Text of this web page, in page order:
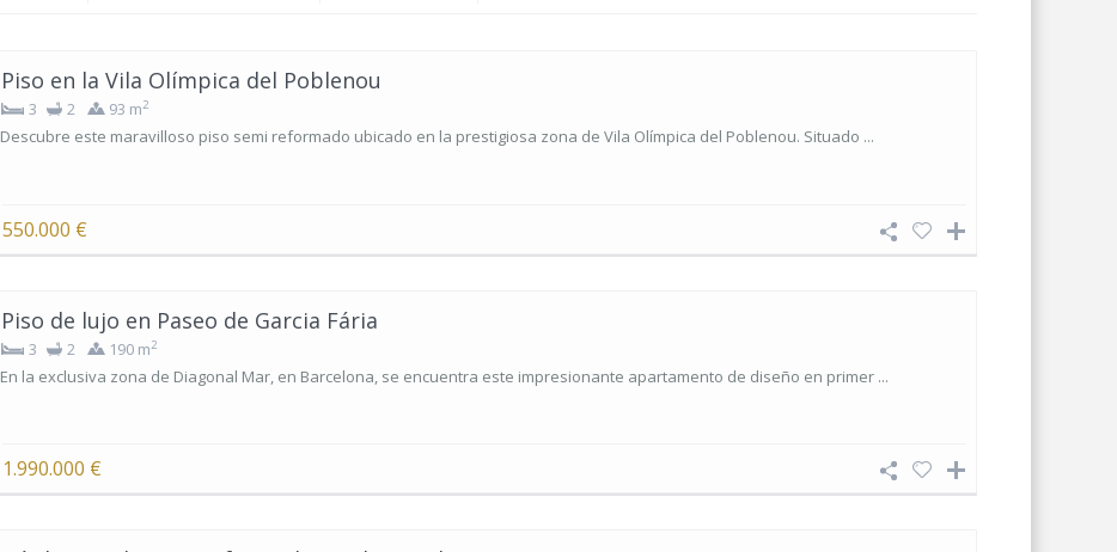
Piso en la Vila Olímpica del Poblenou
3 2 93 m2
Descubre este maravilloso piso semi reformado ubicado en la prestigiosa zona de Vila Olímpica del Poblenou. Situado ...
550.000 €
Piso de lujo en Paseo de Garcia Fária
3 2 190 m2
En la exclusiva zona de Diagonal Mar, en Barcelona, se encuentra este impresionante apartamento de diseño en primer ...
1.990.000 €